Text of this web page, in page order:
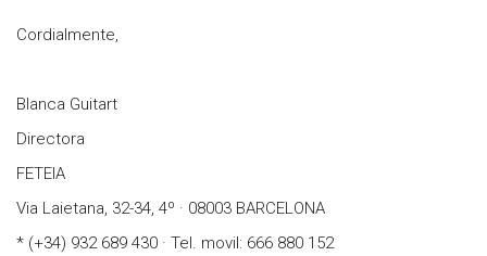
Cordialmente,
Blanca Guitart
Directora
FETEIA
Via Laietana, 32-34, 4º · 08003 BARCELONA
* (+34) 932 689 430 · Tel. movil: 666 880 152